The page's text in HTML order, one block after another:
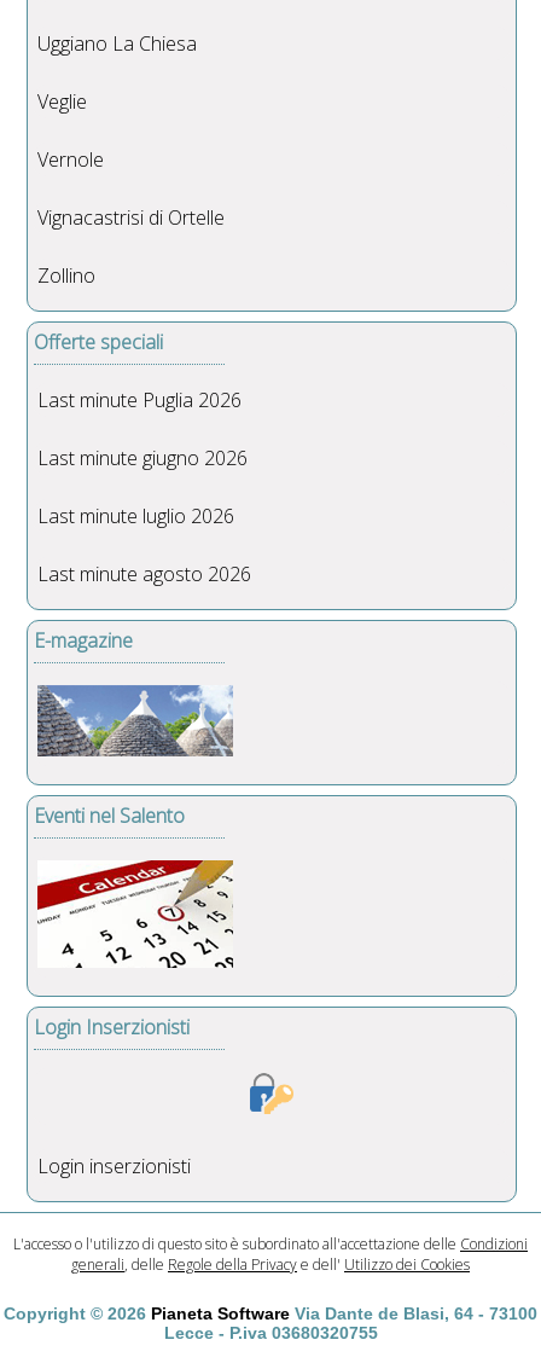
Uggiano La Chiesa
Veglie
Vernole
Vignacastrisi di Ortelle
Zollino
Offerte speciali
Last minute Puglia 2026
Last minute giugno 2026
Last minute luglio 2026
Last minute agosto 2026
E-magazine
Eventi nel Salento
Login Inserzionisti
Login inserzionisti
L'accesso o l'utilizzo di questo sito è subordinato all'accettazione delle Condizioni
generali, delle Regole della Privacye dell' Utilizzo dei Cookies
Copyright © 2026 Pianeta Software Via Dante de Blasi, 64 - 73100
Lecce - P.iva 03680320755